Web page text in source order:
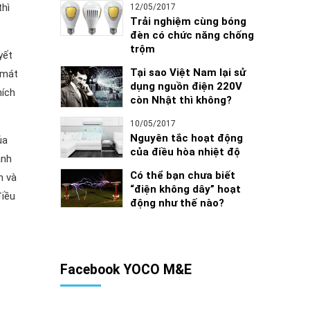
và
12/05/2017
Trải nghiệm cùng bóng
đèn có chức năng chống
trộm
Tại sao Việt Nam lại sử
dụng nguồn điện 220V
còn Nhật thì không?
10/05/2017
Nguyên tắc hoạt động
của điều hòa nhiệt độ
Có thể bạn chưa biết
“điện không dây” hoạt
động như thế nào?
Facebook YOCO M&E